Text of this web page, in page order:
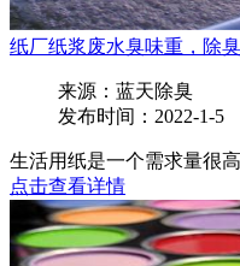
纸厂纸浆废水臭味重，除
来源：蓝天除臭
发布时间：2022-1-5
生活用纸是一个需求量很
点击查看详情